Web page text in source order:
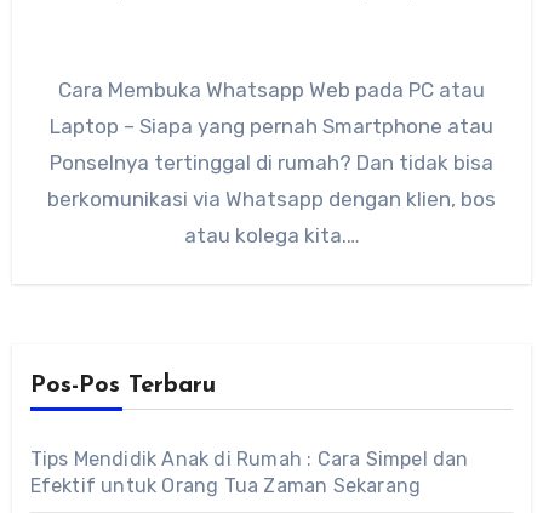
Cara Membuka Whatsapp Web pada PC atau
Laptop – Siapa yang pernah Smartphone atau
Ponselnya tertinggal di rumah? Dan tidak bisa
berkomunikasi via Whatsapp dengan klien, bos
atau kolega kita.…
Pos-Pos Terbaru
Tips Mendidik Anak di Rumah : Cara Simpel dan
Efektif untuk Orang Tua Zaman Sekarang